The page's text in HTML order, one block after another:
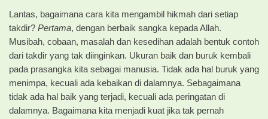
Lantas, bagaimana cara kita mengambil hikmah dari setiap
takdir? Pertama, dengan berbaik sangka kepada Allah.
Musibah, cobaan, masalah dan kesedihan adalah bentuk contoh
dari takdir yang tak diinginkan. Ukuran baik dan buruk kembali
pada prasangka kita sebagai manusia. Tidak ada hal buruk yang
menimpa, kecuali ada kebaikan di dalamnya. Sebagaimana
tidak ada hal baik yang terjadi, kecuali ada peringatan di
dalamnya. Bagaimana kita menjadi kuat jika tak pernah